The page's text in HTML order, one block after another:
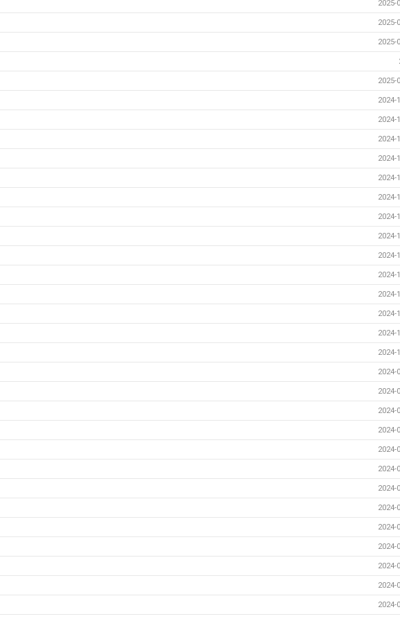
2025-
2025-
2025-
2025-
2024-
2024-
2024-
2024-
2024-
2024-
2024-
2024-
2024-
2024-
2024-
2024-
2024-
2024-
2024-
2024-
2024-
2024-
2024-
2024-
2024-
2024-
2024-
2024-
2024-
2024-
2024-